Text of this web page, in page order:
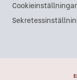
Cookieinställningar